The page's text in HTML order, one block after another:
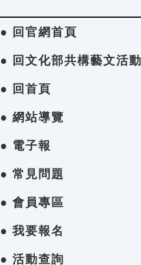
● 回官網首頁
● 回文化部共構藝文活
● 回首頁
● 網站導覽
● 電子報
● 常見問題
● 會員專區
● 我要報名
● 活動查詢